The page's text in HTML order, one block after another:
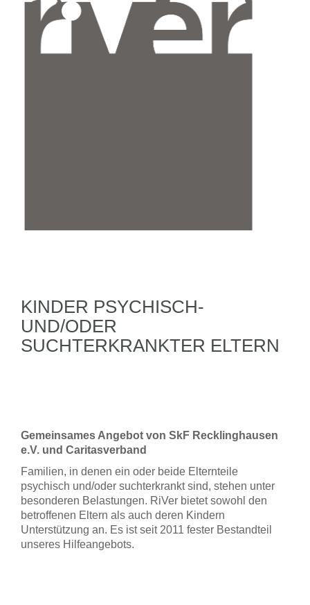
KINDER PSYCHISCH-
UND/ODER
SUCHTERKRANKTER ELTERN
Gemeinsames Angebot von SkF Recklinghausen
e.V. und Caritasverband
Familien, in denen ein oder beide Elternteile
psychisch und/oder suchterkrankt sind, stehen unter
besonderen Belastungen. RiVer bietet sowohl den
betroffenen Eltern als auch deren Kindern
Unterstützung an. Es ist seit 2011 fester Bestandteil
unseres Hilfeangebots.